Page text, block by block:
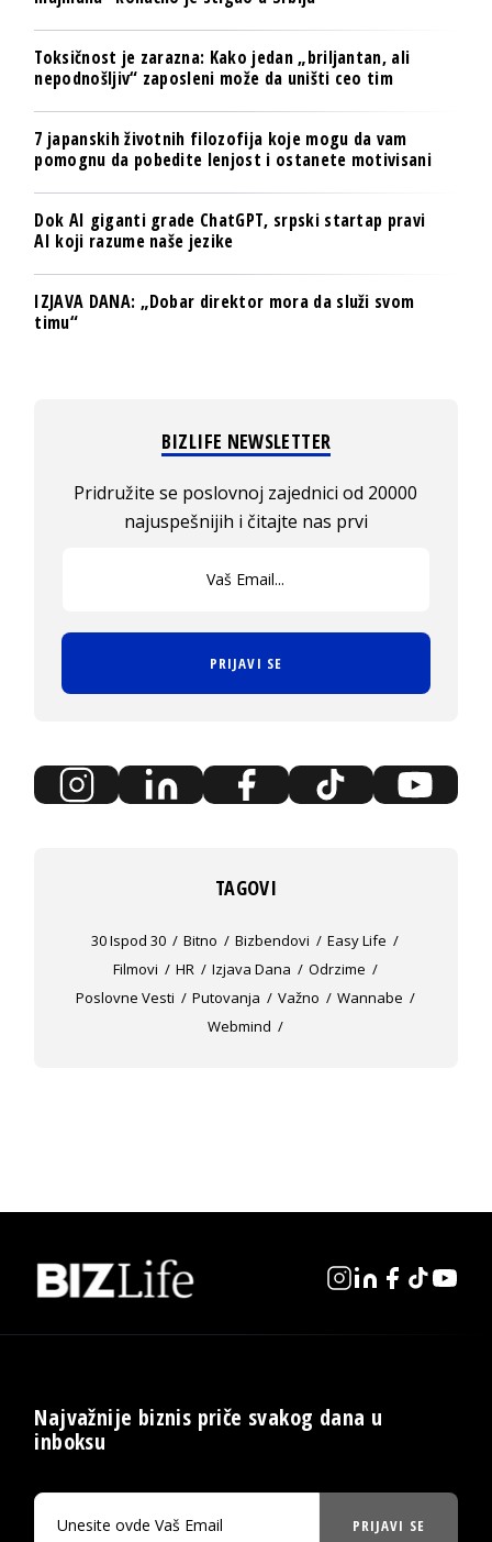
Toksičnost je zarazna: Kako jedan „briljantan, ali
nepodnošljiv“ zaposleni može da uništi ceo tim
7 japanskih životnih filozofija koje mogu da vam
pomognu da pobedite lenjost i ostanete motivisani
Dok AI giganti grade ChatGPT, srpski startap pravi
AI koji razume naše jezike
IZJAVA DANA: „Dobar direktor mora da služi svom
timu“
BIZLIFE NEWSLETTER
Pridružite se poslovnoj zajednici od 20000
najuspešnijih i čitajte nas prvi
PRIJAVI SE
TAGOVI
30 Ispod 30 Bitno Bizbendovi
Easy Life
Filmovi
HR Izjava Dana
Odrzime
Poslovne Vesti
Putovanja Važno
Wannabe
Webmind
Najvažnije biznis priče svakog dana u
inboksu
PRIJAVI SE